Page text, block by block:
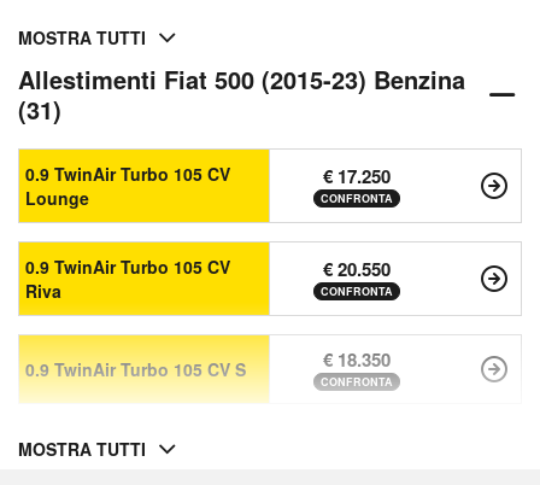
MOSTRA TUTTI
Allestimenti Fiat 500 (2015-23) Benzina
(31)
0.9 TwinAir Turbo 105 CV
Lounge
€ 17.250
CONFRONTA
0.9 TwinAir Turbo 105 CV
Riva
€ 20.550
CONFRONTA
0.9 TwinAir Turbo 105 CV S € 18.350
CONFRONTA
MOSTRA TUTTI